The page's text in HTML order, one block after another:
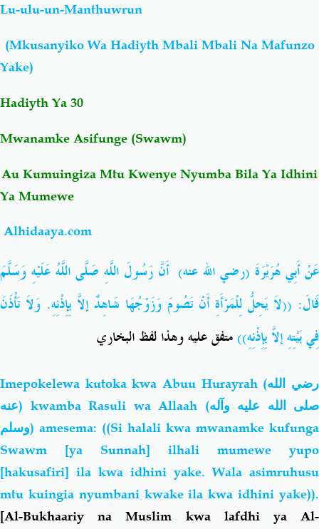
Salaf Wa Ummah Firaq-Makundi
Akhlaaq-Aadaab Raqaaiq
Mapishi
Lu-ulu-un-Manthuwrun
(Mkusanyiko Wa Hadiyth Mbali Mbali Na Mafunzo
Yake)
Hadiyth Ya 30
Mwanamke Asifunge (Swawm)
Au Kumuingiza Mtu Kwenye Nyumba Bila Ya Idhini
Ya Mumewe
Alhidaaya.com
عَنْ أَبِي هُرَيْرَةَ (رضي الله عنه) أَنَّ رَسُولَ اللَّهِ صَلَّى اللَّهُ عَلَيْهِ وَسَلَّمَ
قَالَ: ((لاَ يَحِلُّ لِلْمَرْأَةِ أَنْ تَصُومَ وَزَوْجُهَا شَاهِدٌ إلاَّ بِإِذْنِهِ. وَلاَ تَأْذَنَ
فِي بَيْتِهِ إلاَّ بِإِذْنِهِ))متفق عليه وهذا لفظ البخاري
Imepokelewa kutoka kwa Abuu Hurayrah (رضي الله
عنه) kwamba Rasuli wa Allaah (صلى الله عليه وآله
وسلم) amesema: ((Si halali kwa mwanamke kufunga
Swawm [ya Sunnah] ilhali mumewe yupo
[hakusafiri] ila kwa idhini yake. Wala asimruhusu
mtu kuingia nyumbani kwake ila kwa idhini yake)).
[Al-Bukhaariy na Muslim kwa lafdhi ya Al-